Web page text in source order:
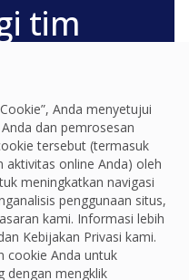
Anda menyetujui
dan pemrosesan
tersebut (termasuk
online Anda) oleh
meningkatkan navigasi
penggunaan situs,
kami. Informasi lebih
Kebijakan Privasi kami.
cookie Anda untuk
dengan mengklik
tim
Hama
pengalaman,
dan hasil
dapat terhubung
tim Anda.